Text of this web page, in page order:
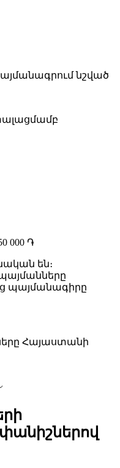
նշված
000 ֏
են։
պայմանագիրը
Հայաստանի